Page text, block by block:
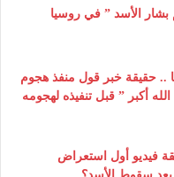
الأسد ” في روسيا
.. حقيقة خبر قول منفذ هجوم
أكبر ” قبل تنفيذه لهجومه
فيديو أول استعراض